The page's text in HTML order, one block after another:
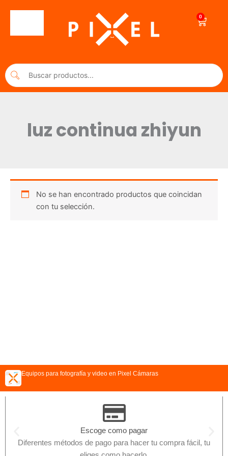
0
Cart
luz continua zhiyun
No se han encontrado productos que coincidan
con tu selección.
Equipos para fotografía y video en Pixel Cámaras
Escoge como pagar
Diferentes métodos de pago para hacer tu compra fácil, tu